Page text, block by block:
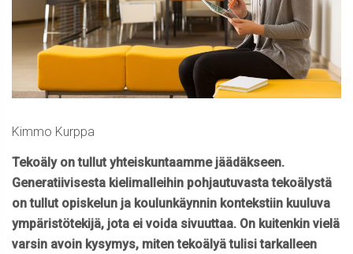
Kimmo Kurppa
Tekoäly on tullut yhteiskuntaamme jäädäkseen.
Generatiivisesta kielimalleihin pohjautuvasta tekoälystä
on tullut opiskelun ja koulunkäynnin kontekstiin kuuluva
ympäristötekijä, jota ei voida sivuuttaa. On kuitenkin vielä
varsin avoin kysymys, miten tekoälyä tulisi tarkalleen